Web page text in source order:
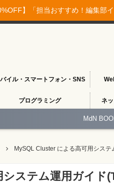
】「担当おすすめ！編集
イル・スマートフォン・SNS
プログラミング ネ
MdN
MySQL Cluster による高可用シス
ステム運用ガイド